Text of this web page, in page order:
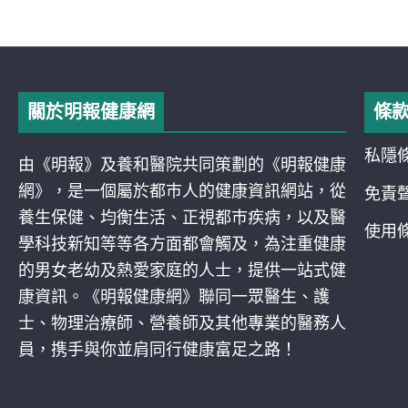
關於明報健康網
由《明報》及養和醫院共同策劃的《明報健康
網》，是一個屬於都巿人的健康資訊網站，從
養生保健、均衡生活、正視都巿疾病，以及醫
學科技新知等等各方面都會觸及，為注重健康
的男女老幼及熱愛家庭的人士，提供一站式健
康資訊。《明報健康網》聯同一眾醫生、護
士、物理治療師、營養師及其他專業的醫務人
員，携手與你並肩同行健康富足之路！
條
私隱
免責
使用